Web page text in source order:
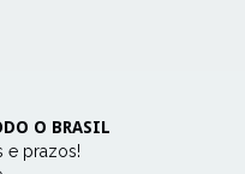
O BRASIL
e prazos!